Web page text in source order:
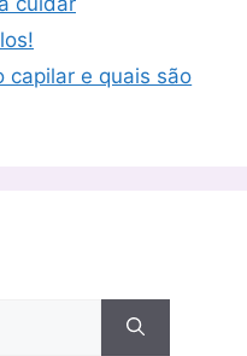
capilar e quais são